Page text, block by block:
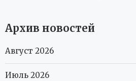
Архив новостей
Август 2026
Июль 2026